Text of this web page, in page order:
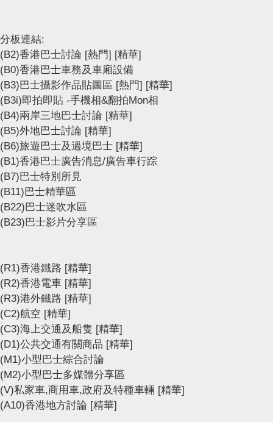
分板連結:
(B2)香港巴士討論 [熱門] [精華]
(B0)香港巴士車務及車廂設備
(B3)巴士攝影作品貼圖區 [熱門] [精華]
(B3i)即拍即貼 -手機相&翻拍Mon相
(B4)兩岸三地巴士討論 [精華]
(B5)外地巴士討論 [精華]
(B6)旅遊巴士及過境巴士 [精華]
(B1)香港巴士廣告消息/廣告車行踪
(B7)巴士特別所見
(B11)巴士精華區
(B22)巴士迷吹水區
(B23)巴士影片分享區
(R1)香港鐵路 [精華]
(R2)香港電車 [精華]
(R3)港外鐵路 [精華]
(C2)航空 [精華]
(C3)海上交通及船隻 [精華]
(D1)公共交通有關商品 [精華]
(M1)小型巴士綜合討論
(M2)小型巴士多媒體分享區
(V)私家車,商用車,政府及特種車輛 [精華]
(A10)香港地方討論 [精華]